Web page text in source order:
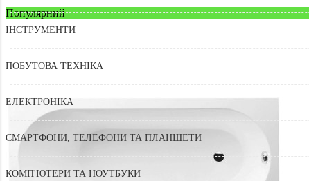
ІНСТРУМЕНТИ
ПОБУТОВА ТЕХНІКА
ЕЛЕКТРОНІКА
СМАРТФОНИ, ТЕЛЕФОНИ ТА ПЛАНШЕТИ
КОМП'ЮТЕРИ ТА НОУТБУКИ
Популярний